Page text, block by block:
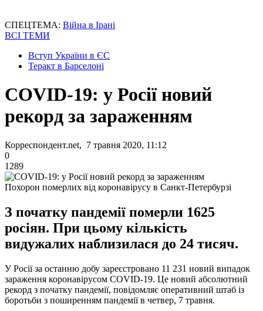
СПЕЦТЕМА: Війна в Ірані
ВСІ ТЕМИ
Вступ України в ЄС
Теракт в Барселоні
COVID-19: у Росії новий
рекорд за зараженням
Корреспондент.net, 7 травня 2020, 11:12
0
1289
Похорон померлих від коронавірусу в Санкт-Петербурзі
З початку пандемії померли 1625
росіян. При цьому кількість
видужалих наблизилася до 24 тисяч.
У Росії за останню добу зареєстровано 11 231 новий випадок
зараження коронавірусом COVID-19. Це новий абсолютний
рекорд з початку пандемії, повідомляє оперативний штаб із
боротьби з поширенням пандемії в четвер, 7 травня.